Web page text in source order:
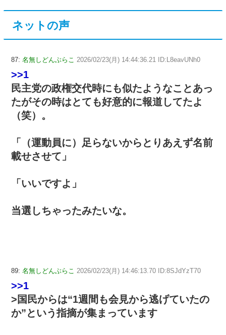
ネットの声
87: 名無しどんぶらこ 2026/02/23(月) 14:44:36.21 ID:L8eavUNh0
>>1
民主党の政権交代時にも似たようなことあっ
たがその時はとても好意的に報道してたよ
（笑）。
「（運動員に）足らないからとりあえず名前
載せさせて」
「いいですよ」
当選しちゃったみたいな。
89: 名無しどんぶらこ 2026/02/23(月) 14:46:13.70 ID:8SJdYzT70
>>1
>国民からは“1週間も会見から逃げていたの
か”という指摘が集まっています